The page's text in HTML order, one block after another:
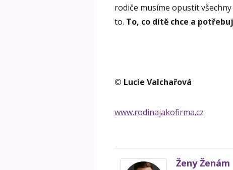
rodiče musíme opustit
to. To, co dítě chce a
© Lucie Valchařová
www.rodinajakofirma.cz
Ženy Ženám